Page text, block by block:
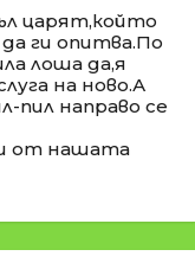
царят,който
ги опитва.По
лоша да,я
на ново.А
пил направо се
от нашата